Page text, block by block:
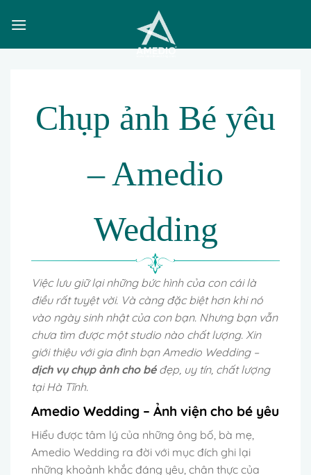
Chụp ảnh Bé yêu
– Amedio
Wedding
Việc lưu giữ lại những bức hình của con cái là
điều rất tuyệt vời. Và càng đặc biệt hơn khi nó
vào ngày sinh nhật của con bạn. Nhưng bạn vẫn
chưa tìm được một studio nào chất lượng. Xin
giới thiệu với gia đình bạn Amedio Wedding –
dịch vụ chụp ảnh cho bé đẹp, uy tín, chất lượng
tại Hà Tĩnh.
Amedio Wedding – Ảnh viện cho bé yêu
Hiểu được tâm lý của những ông bố, bà mẹ,
Amedio Wedding ra đời với mục đích ghi lại
những khoảnh khắc đáng yêu, chân thực của